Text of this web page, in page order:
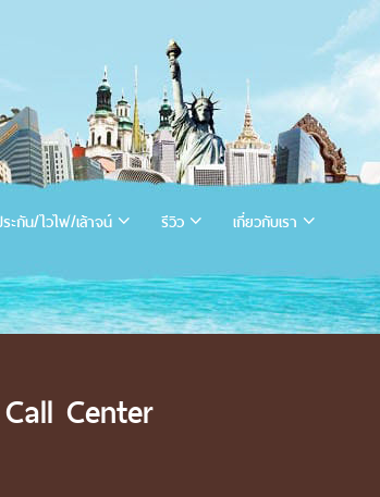
ะกัน/ไวไฟ/เล้าจน์ รีวิว เกี่ยวกับเรา
Center